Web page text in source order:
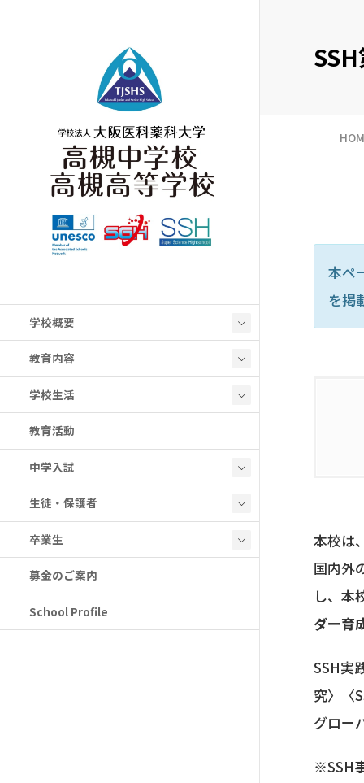
学校概要
教育内容
学校生活
教育活動
中学入試
生徒・保護者
卒業生
募金のご案内
School Profile
本ペ
を掲
本校は
国内外
し、本
ダー育
SSH実
究〉〈
グロー
※SSH